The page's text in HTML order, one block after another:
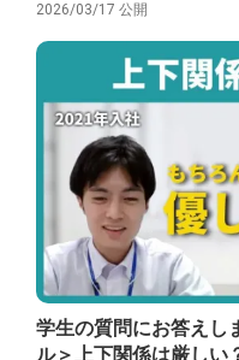
2026/03/17 公開
学生の質問にお答え
ル＞上下関係は厳しい